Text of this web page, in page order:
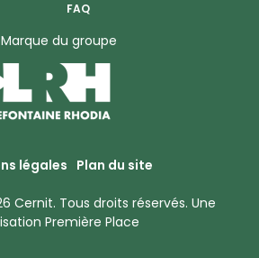
FAQ
Marque du groupe
légales Plan du site
Cernit. Tous droits réservés. Une
Première Place